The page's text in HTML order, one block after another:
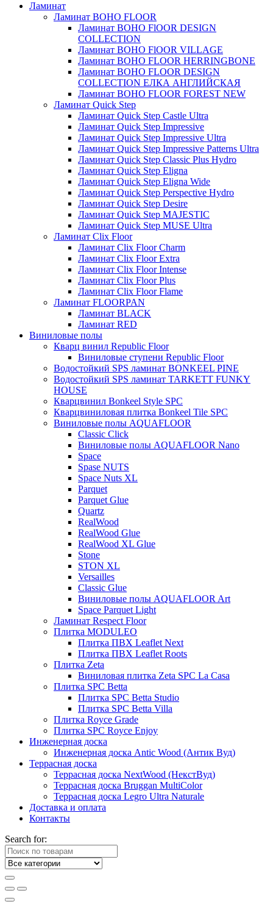
Ламинат
Ламинат BOHO FLOOR
Ламинат BOHO FlOOR DESIGN
COLLECTION
Ламинат BOHO FlOOR VILLAGE
Ламинат BOHO FLOOR HERRINGBONE
Ламинат BOHO FLOOR DESIGN
COLLECTION ЕЛКА АНГЛИЙСКАЯ
Ламинат BOHO FLOOR FOREST NEW
Ламинат Quick Step
Ламинат Quick Step Castle Ultra
Ламинат Quick Step Impressive
Ламинат Quick Step Impressive Ultra
Ламинат Quick Step Impressive Patterns Ultra
Ламинат Quick Step Classic Plus Hydro
Ламинат Quick Step Eligna
Ламинат Quick Step Eligna Wide
Ламинат Quick Step Perspective Hydro
Ламинат Quick Step Desire
Ламинат Quick Step MAJESTIC
Ламинат Quick Step MUSE Ultra
Ламинат Clix Floor
Ламинат Clix Floor Charm
Ламинат Clix Floor Extra
Ламинат Clix Floor Intense
Ламинат Clix Floor Plus
Ламинат Clix Floor Flame
Ламинат FLOORPAN
Ламинат BLACK
Ламинат RED
Виниловые полы
Кварц винил Republic Floor
Виниловые ступени Republic Floor
Водостойкий SPS ламинат BONKEEL PINE
Водостойкий SPS ламинат TARKETT FUNKY
HOUSE
Кварцвинил Bonkeel Style SPC
Кварцвиниловая плитка Bonkeel Tile SPC
Виниловые полы AQUAFLOOR
Classic Click
Виниловые полы AQUAFLOOR Nano
Space
Spase NUTS
Space Nuts XL
Parquet
Parquet Glue
Quartz
RealWood
RealWood Glue
RealWood XL Glue
Stone
STON XL
Versailles
Classic Glue
Виниловые полы AQUAFLOOR Art
Space Parquet Light
Ламинат Respect Floor
Плитка MODULEO
Плитка ПВХ Leaflet Next
Плитка ПВХ Leaflet Roots
Плитка Zeta
Виниловая плитка Zeta SPC La Casa
Плитка SPC Betta
Плитка SPC Betta Studio
Плитка SPC Betta Villa
Плитка Royce Grade
Плитка SPC Royce Enjoy
Инженерная доска
Инженерная доска Antic Wood (Антик Вуд)
Террасная доска
Террасная доска NextWood (НекстВуд)
Террасная доска Bruggan MultiColor
Террасная доска Legro Ultra Naturale
Доставка и оплата
Контакты
Search for: